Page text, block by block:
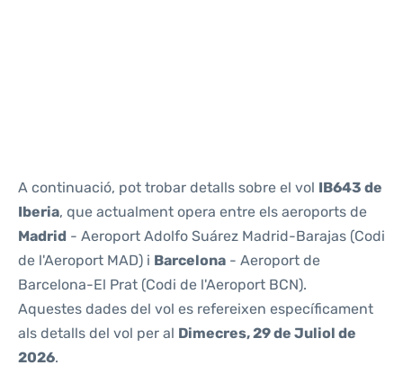
A continuació, pot trobar detalls sobre el vol IB643 de
Iberia, que actualment opera entre els aeroports de
Madrid - Aeroport Adolfo Suárez Madrid-Barajas (Codi
de l'Aeroport MAD) i Barcelona - Aeroport de
Barcelona-El Prat (Codi de l'Aeroport BCN).
Aquestes dades del vol es refereixen específicament
als detalls del vol per al Dimecres, 29 de Juliol de
2026.